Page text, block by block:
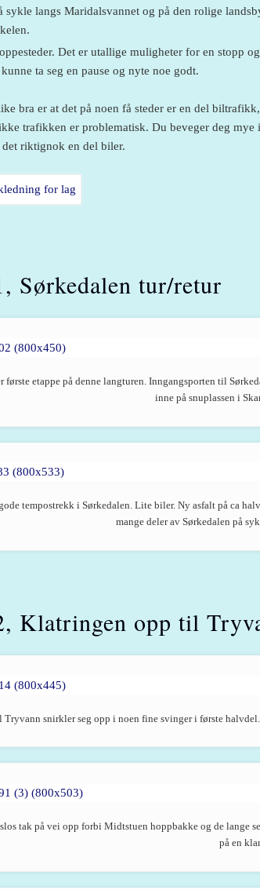
sykle langs Maridalsvannet og på den rolige
Det er utallige muligheter for en stopp
ta seg en pause og nyte noe godt.
bra er at det på noen få steder er en del
trafikken er problematisk. Du beveger deg
riktignok en del biler.
Sørkedalen tur/retur
første etappe på denne langturen. Inngangsporten til
inne på snuplassen i
tempostrekk i Sørkedalen. Lite biler. Ny asfalt på ca
mange deler av Sørkedalen på
Klatringen opp til
snirkler seg opp i noen fine svinger i første
tak på vei opp forbi Midtstuen hoppbakke og de lange
på en